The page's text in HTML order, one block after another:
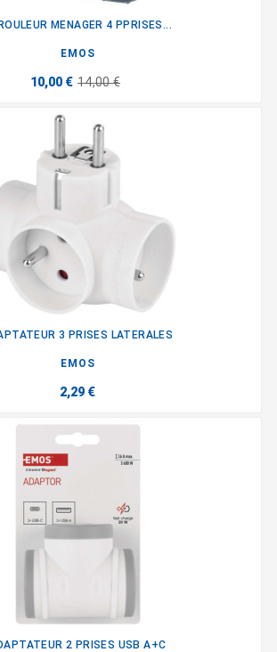
MENAGER 4 PPRISES...
EMOS
10,00 € 14,00 €
3 PRISES LATERALES
EMOS
2,29 €
2 PRISES USB A+C